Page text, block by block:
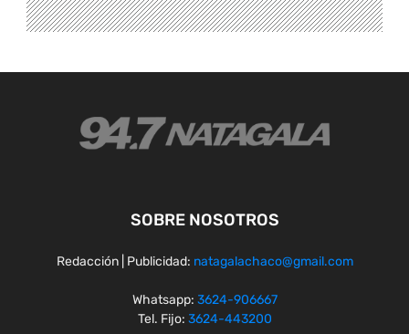
SOBRE NOSOTROS
Redacción | Publicidad: natagalachaco@gmail.com
Whatsapp: 3624-906667
Tel. Fijo: 3624-443200